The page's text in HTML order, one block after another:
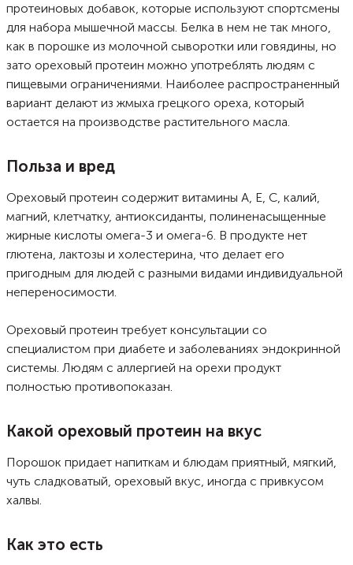
протеиновых добавок, которые используют спортсмены
для набора мышечной массы. Белка в нем не так много,
как в порошке из молочной сыворотки или говядины, но
зато ореховый протеин можно употреблять людям с
пищевыми ограничениями. Наиболее распространенный
вариант делают из жмыха грецкого ореха, который
остается на производстве растительного масла.
Польза и вред
Ореховый протеин содержит витамины А, Е, С, калий,
магний, клетчатку, антиоксиданты, полиненасыщенные
жирные кислоты омега-3 и омега-6. В продукте нет
глютена, лактозы и холестерина, что делает его
пригодным для людей с разными видами индивидуальной
непереносимости.
Ореховый протеин требует консультации со
специалистом при диабете и заболеваниях эндокринной
системы. Людям с аллергией на орехи продукт
полностью противопоказан.
Какой ореховый протеин на вкус
Порошок придает напиткам и блюдам приятный, мягкий,
чуть сладковатый, ореховый вкус, иногда с привкусом
халвы.
Как это есть